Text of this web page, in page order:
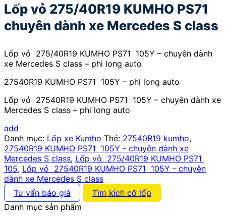
Lốp vỏ 275/40R19 KUMHO PS71
chuyên dành xe Mercedes S class
Lốp vỏ 275/40R19 KUMHO PS71 105Y – chuyên dành
xe Mercedes S class – phi long auto
27540R19 KUMHO PS71 105Y – phi long auto
Lốp vỏ 27540R19 KUMHO PS71 105Y – chuyên dành xe
Mercedes S class – phi long auto
add
Danh mục: Lốp xe Kumho Thẻ: 27540R19 kumho,
27540R19 KUMHO PS71 105Y - chuyên dành xe
Mercedes S class, Lốp vỏ 275/40R19 KUMHO PS71
105, Lốp vỏ 27540R19 KUMHO PS71 105Y - chuyên
dành xe Mercedes S class
Tư vấn báo giá
Tìm kích cỡ lốp
Danh mục sản phẩm